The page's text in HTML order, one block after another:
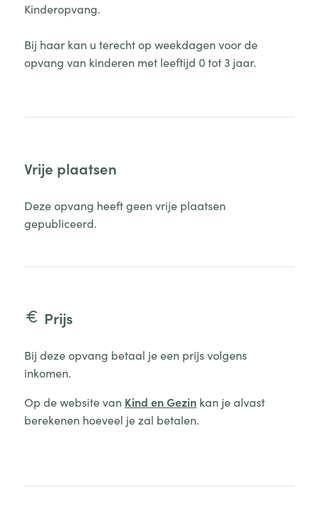
Kinderopvang.
Bij haar kan u terecht op weekdagen voor de
opvang van kinderen met leeftijd 0 tot 3 jaar.
Vrije plaatsen
Deze opvang heeft geen vrije plaatsen
gepubliceerd.
Prijs
Bij deze opvang betaal je een prijs volgens
inkomen.
Op de website van Kind en Gezinkan je alvast
berekenen hoeveel je zal betalen.